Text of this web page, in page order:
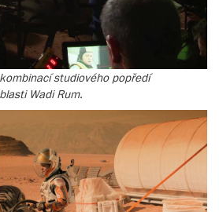
studiového popředí
Wadi Rum.